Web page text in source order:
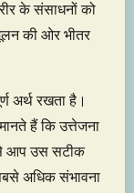
के संसाधनों को
की ओर भीतर
अर्थ रखता है।
हैं कि उत्तेजना
से आप उस सटीक
अधिक संभावना